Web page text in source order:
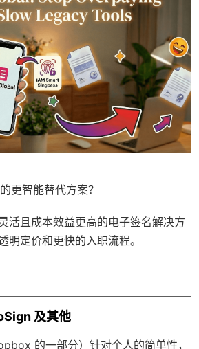
更智能替代方案？
活且成本效益更高的电子签名解决方
明定价和更快的入职流程。
及其他
的一部分）针对个人的简单性，